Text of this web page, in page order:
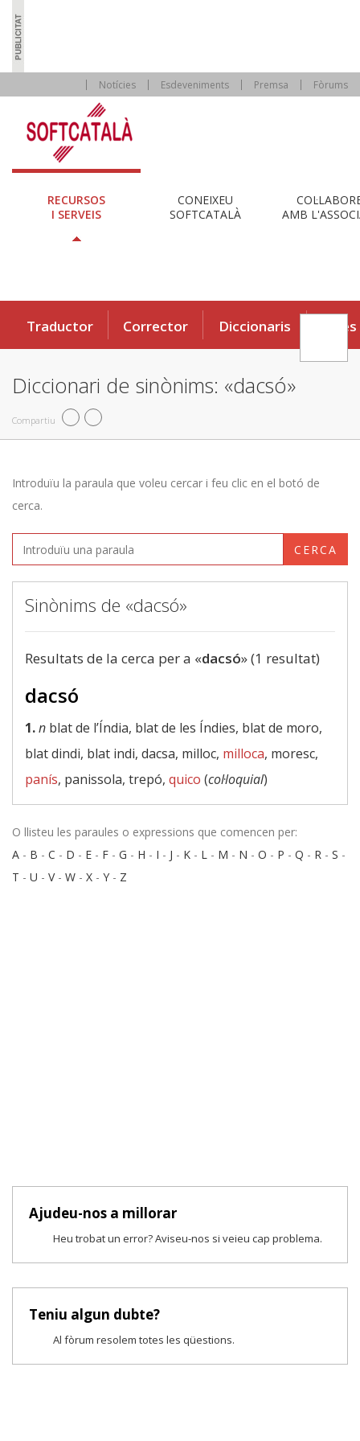
Notícies Esdeveniments Premsa Fòrums
RECURSOS
I SERVEIS
CONEIXEU
SOFTCATALÀ
AMB
Traductor Corrector Diccionaris Eines
Diccionari de sinònims: «dacsó»
Compartiu
Introduïu la paraula que voleu cercar i feu clic en el botó de
cerca.
CERCA
Sinònims de «dacsó»
Resultats de la cerca per a «dacsó» (1 resultat)
dacsó
1.n blat de l’Índia, blat de les Índies, blat de moro,
blat dindi, blat indi, dacsa, milloc, milloca, moresc,
panís, panissola, trepó, quico (col·loquial)
O llisteu les paraules o expressions que comencen per:
A - B - C - D - E - F - G - H - I - J - K - L - M - N - O - P - Q - R - S -
T - U - V- W - X - Y - Z
Ajudeu-nos a millorar
Heu trobat un error? Aviseu-nos si veieu cap problema.
Teniu algun dubte?
Al fòrum resolem totes les qüestions.